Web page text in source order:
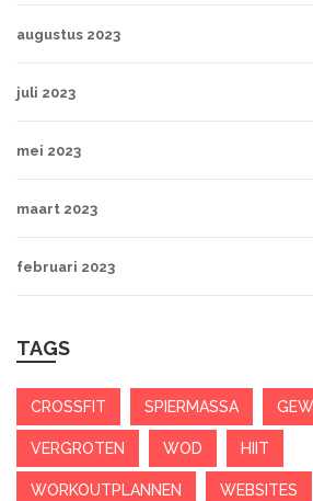
augustus 2023
juli 2023
mei 2023
maart 2023
februari 2023
TAGS
CROSSFIT SPIERMASSA
VERGROTEN WOD HIIT
WORKOUTPLANNEN WEBSITES